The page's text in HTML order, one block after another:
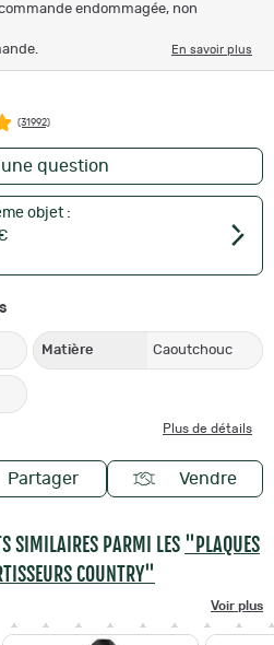
endommagée, non
En savoir plus
(31992)
une question
objet :
Matière Caoutchouc
Plus de détails
Partager Vendre
SIMILAIRES PARMI LES "PLAQUES
COUNTRY"
Voir plus